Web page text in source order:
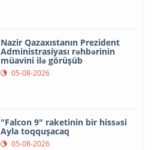
Nazir Qazaxıstanın Prezident
Administrasiyası rəhbərinin
müavini ilə görüşüb
05-08-2026
"Falcon 9" raketinin bir hissəsi
Ayla toqquşacaq
05-08-2026